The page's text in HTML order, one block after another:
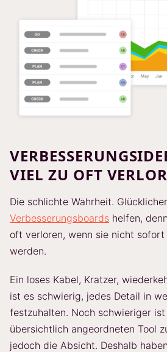
VIEL ZU OFT
Die schlichte Wahrheit.
Verbesserungsboards helfen,
oft verloren, wenn sie nicht
werden.
Ein loses Kabel, Kratzer,
ist es schwierig, jedes Detail in
festzuhalten. Noch schwieriger
übersichtlich angeordneten Tool
jedoch die Absicht. Deshalb